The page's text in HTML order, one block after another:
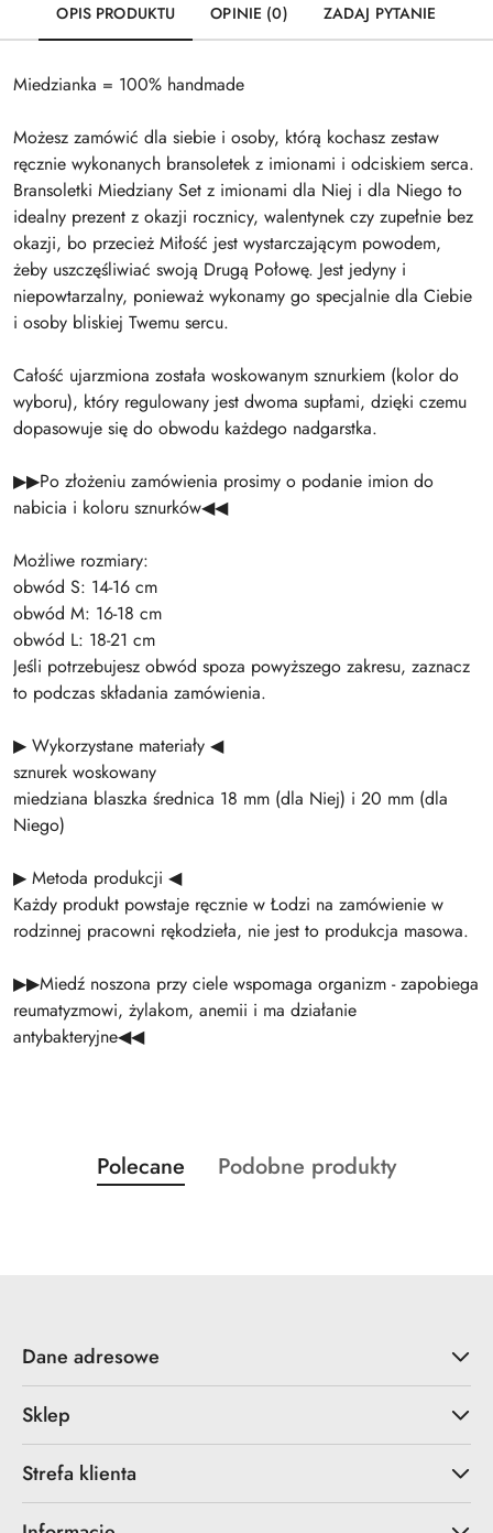
OPIS PRODUKTU OPINIE (0) ZADAJ PYTANIE
Miedzianka = 100% handmade
Możesz zamówić dla siebie i osoby, którą kochasz zestaw
ręcznie wykonanych bransoletek z imionami i odciskiem serca.
Bransoletki Miedziany Set z imionami dla Niej i dla Niego to
idealny prezent z okazji rocznicy, walentynek czy zupełnie bez
okazji, bo przecież Miłość jest wystarczającym powodem,
żeby uszczęśliwiać swoją Drugą Połowę. Jest jedyny i
niepowtarzalny, ponieważ wykonamy go specjalnie dla Ciebie
i osoby bliskiej Twemu sercu.
Całość ujarzmiona została woskowanym sznurkiem (kolor do
wyboru), który regulowany jest dwoma supłami, dzięki czemu
dopasowuje się do obwodu każdego nadgarstka.
▶▶Po złożeniu zamówienia prosimy o podanie imion do
nabicia i koloru sznurków◀◀
Możliwe rozmiary:
obwód S: 14-16 cm
obwód M: 16-18 cm
obwód L: 18-21 cm
Jeśli potrzebujesz obwód spoza powyższego zakresu, zaznacz
to podczas składania zamówienia.
▶ Wykorzystane materiały ◀
sznurek woskowany
miedziana blaszka średnica 18 mm (dla Niej) i 20 mm (dla
Niego)
▶ Metoda produkcji ◀
Każdy produkt powstaje ręcznie w Łodzi na zamówienie w
rodzinnej pracowni rękodzieła, nie jest to produkcja masowa.
▶▶Miedź noszona przy ciele wspomaga organizm - zapobiega
reumatyzmowi, żylakom, anemii i ma działanie
antybakteryjne◀◀
Pomiń karuzelę produktów
Produkty
o
Polecane
Produkty
Podobne produkty
Dane adresowe
Sklep
Strefa klienta